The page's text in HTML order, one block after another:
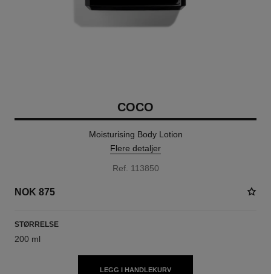
COCO
Moisturising Body Lotion
Flere detaljer
Ref. 113850
NOK 875
STØRRELSE
200 ml
LEGG I HANDLEKURV